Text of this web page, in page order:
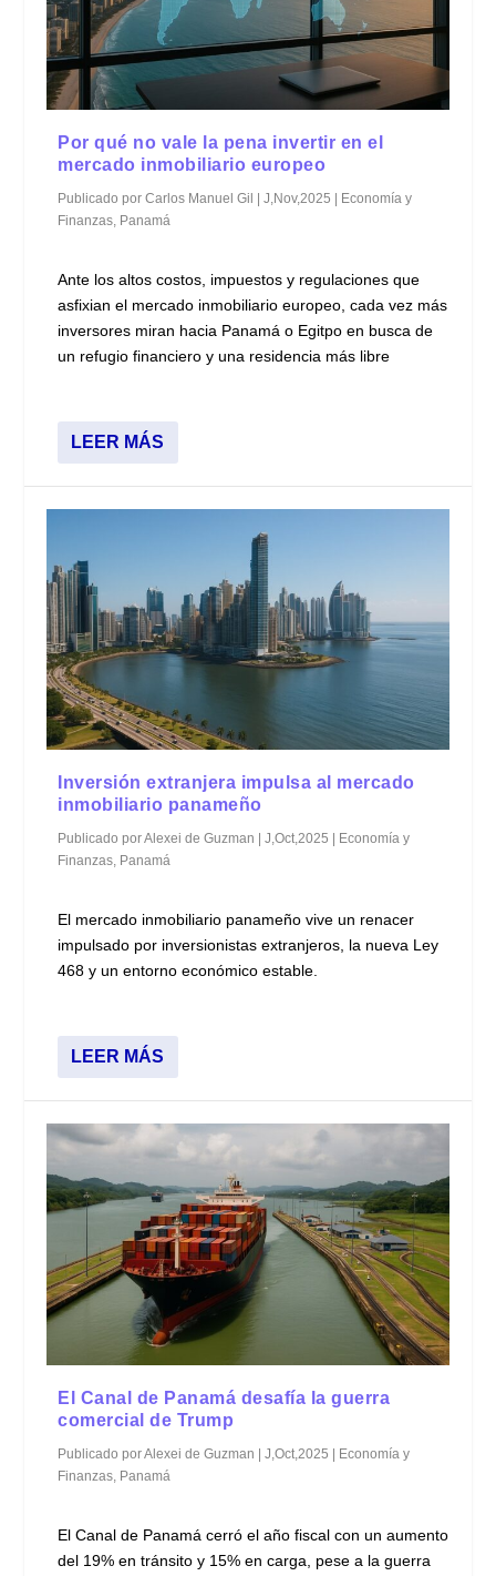
Por qué no vale la pena invertir en el
mercado inmobiliario europeo
Publicado porCarlos Manuel Gil |J,Nov,2025 | Economía y
Finanzas Panamá
Ante los altos costos, impuestos y regulaciones que
asfixian el mercado inmobiliario europeo, cada vez más
inversores miran hacia Panamá o Egitpo en busca de
un refugio financiero y una residencia más libre
LEER MÁS
Inversión extranjera impulsa al mercado
inmobiliario panameño
Publicado porAlexei de Guzman |J,Oct,2025
Economía y
Finanzas, Panamá
El mercado inmobiliario panameño vive un renacer
impulsado por inversionistas extranjeros, la nueva Ley
468 y un entorno económico estable.
LEER MÁS
El Canal de Panamá desafía la guerra
comercial de Trump
Publicado porAlexei de Guzman |J,Oct,2025
Economía y
Finanzas, Panamá
El Canal de Panamá cerró el año fiscal con un aumento
del 19% en tránsito y 15% en carga, pese a la guerra